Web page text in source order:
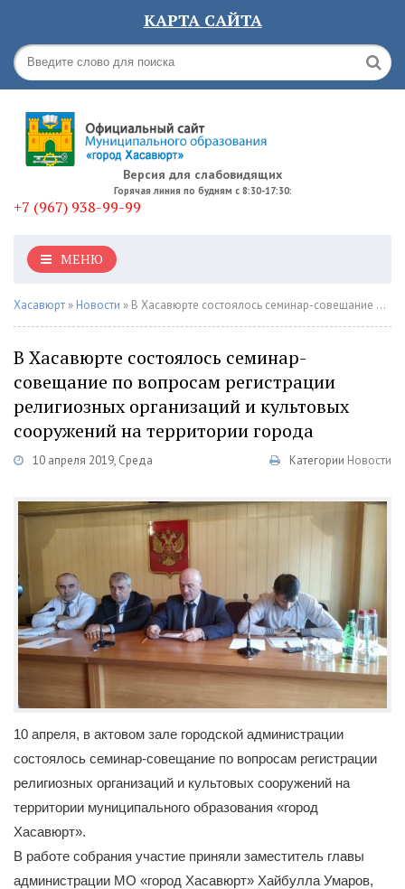
КАРТА САЙТА
Версия для слабовидящих
Горячая линия по будням с 8:30-17:30:
+7 (967) 938-99-99
МЕНЮ
Хасавюрт » Новости » В Хасавюрте состоялось семинар-совещание по вопросам регистрации религиозных организаций и культовых сооружений на территории города
В Хасавюрте состоялось семинар-
совещание по вопросам регистрации
религиозных организаций и культовых
сооружений на территории города
10 апреля 2019, Среда Категории Новости
10 апреля, в актовом зале городской администрации
состоялось семинар-совещание по вопросам регистрации
религиозных организаций и культовых сооружений на
территории муниципального образования «город
Хасавюрт».
В работе собрания участие приняли заместитель главы
администрации МО «город Хасавюрт» Хайбулла Умаров,